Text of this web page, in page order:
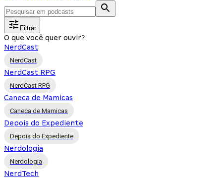
Filtrar
O que você quer ouvir?
NerdCast
NerdCast
NerdCast RPG
NerdCast RPG
Caneca de Mamicas
Caneca de Mamicas
Depois do Expediente
Depois do Expediente
Nerdologia
Nerdologia
NerdTech